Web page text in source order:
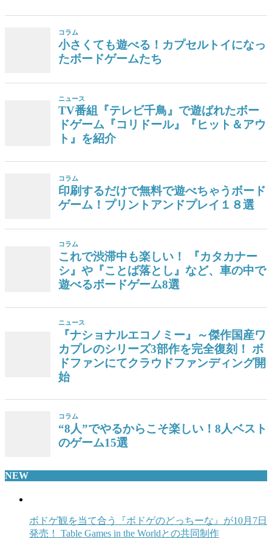
コラム
小さくても遊べる！カプセルトイになっ
たボードゲームたち
ニュース
TV番組『テレビ千鳥』で遊ばれたボー
ドゲーム『コリドール』『ヒット＆アウ
ト』を紹介
コラム
印刷するだけで無料で遊べちゃうボード
ゲーム！プリントアンドプレイ１８選
コラム
これで渋滞中も楽しい！ 『カタカナー
シ』や『ことば落とし』など、車の中で
遊べるボードゲーム8選
ニュース
『ナショナルエコノミー』～傑作国産ワ
カプレのシリーズ3部作を完全復刻！ ボ
ドファンにてクラウドファンディング開
始
コラム
“8人”でやるからこそ楽しい！8人ベスト
のゲーム15選
NEW
ボドゲ観を当て合う『ボドゲのどっちーな』が10月7日
発売！ Table Games in the Worldとの共同制作